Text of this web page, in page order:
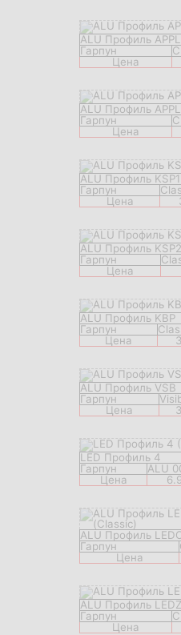
ALU Профиль
Гарпун
Цена
ALU Профиль
Гарпун
Цена
ALU Профиль KSP1
Гарпун
Цена
ALU Профиль KSP2
Гарпун
Цена
ALU Профиль KBP
Гарпун
Цена
ALU Профиль VSB
Гарпун
Цена
LED Профиль 4
Гарпун
ALU
Цена
6.9
ALU Профиль
Гарпун
Цена
ALU Профиль
Гарпун
Цена